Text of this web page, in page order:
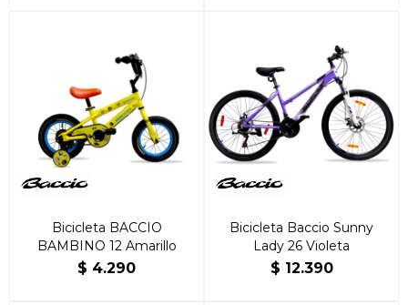
Bicicleta BACCIO
BAMBINO 12 Amarillo
$ 4.290
Bicicleta Baccio Sunny
Lady 26 Violeta
$ 12.390